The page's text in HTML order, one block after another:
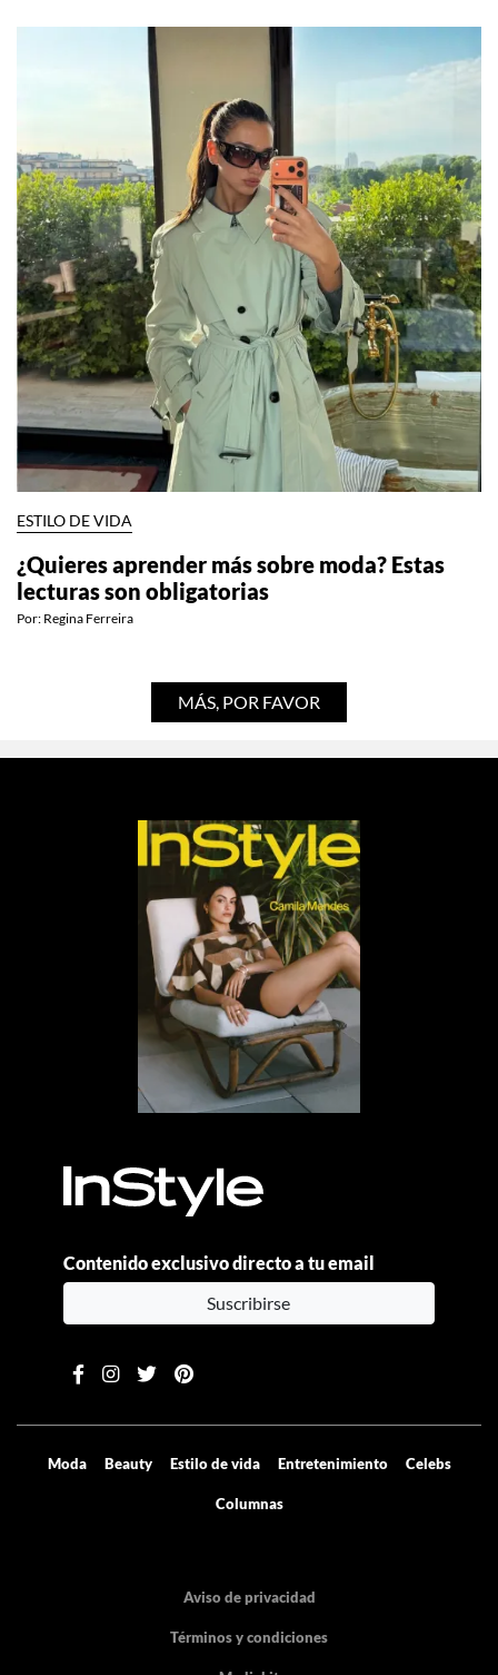
ESTILO DE VIDA
¿Quieres aprender más sobre moda? Estas
lecturas son obligatorias
Por: Regina Ferreira
MÁS, POR FAVOR
Contenido exclusivo directo a tu email
Suscribirse
Moda Beauty Estilo de vida Entretenimiento Celebs
Columnas
Aviso de privacidad
Términos y condiciones